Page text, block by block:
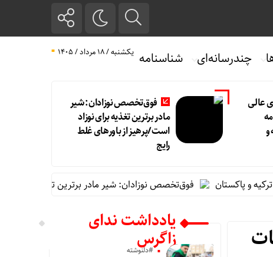
چندرسانه‌ای شناسنامه یکشنبه / ۱۸ مرداد / ۱۴۰۵
عالی
و
فوق‌تخصص نوزادان: شیر
مادر برترین تغذیه برای نوزاد
است/پرهیز از باورهای غلط
رایج
فوق‌تخصص نوزادان: شیر مادر برترین تغذیه برای نوزاد است/
یادداشت ندای
زاگرس
#دلنوشته